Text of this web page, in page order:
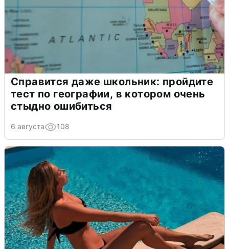
Справится даже школьник: пройдите
тест по географии, в котором очень
стыдно ошибиться
6 августа 108